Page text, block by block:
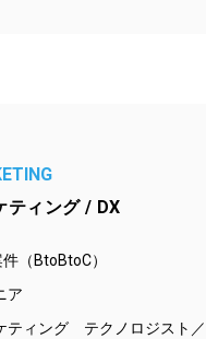
ティング / DX
（BtoBtoC）
ア
ティング テクノロジスト